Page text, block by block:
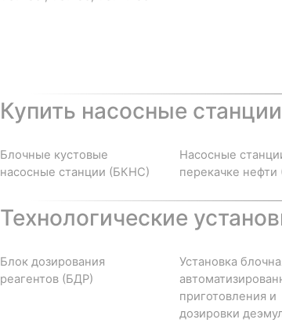
Купить насосные станции
Блочные кустовые
насосные станции (БКНС)
Насосные
перекачке
Технологические
Блок дозирования
реагентов (БДР)
Установка
приготовления и
дозировки